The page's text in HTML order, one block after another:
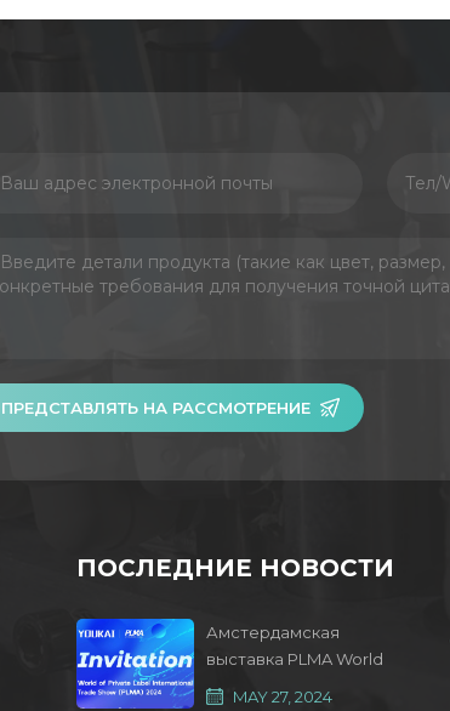
ПРЕДСТАВЛЯТЬ НА РАССМОТРЕНИЕ
ПОСЛЕДНИЕ НОВОСТИ
Амстердамская
выставка PLMA World
of Private Label 2024
MAY 27, 2024